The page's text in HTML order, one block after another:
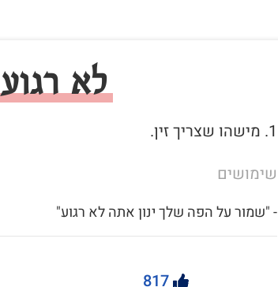
לא רגוע
1. מישהו שצריך זין.
שימושים
- "שמור על הפה שלך ינון אתה לא רגוע"
817